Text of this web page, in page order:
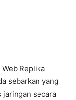
Replika
sebarkan yang
jaringan secara